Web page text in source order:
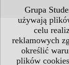
Grupa
używają
celu
reklamowych
określić
plików